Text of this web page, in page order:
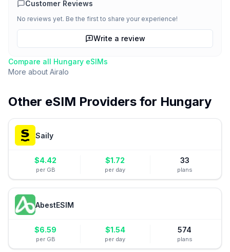
Customer Reviews
No reviews yet. Be the first to share your experience!
Write a review
Compare all Hungary eSIMs
More about Airalo
Other eSIM Providers for Hungary
Saily
$4.42
per GB
$1.72
per day
33
plans
AbestESIM
$6.59
per GB
$1.54
per day
574
plans